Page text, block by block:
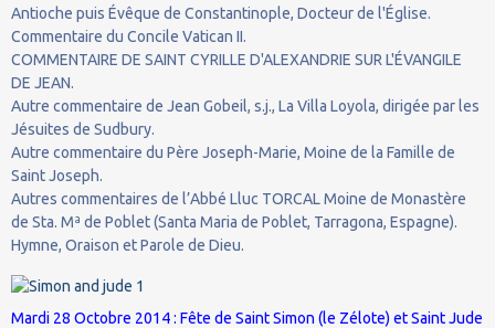
Antioche puis Évêque de Constantinople, Docteur de l'Église.
Commentaire du Concile Vatican II.
COMMENTAIRE DE SAINT CYRILLE D'ALEXANDRIE SUR L'ÉVANGILE
DE JEAN.
Autre commentaire de Jean Gobeil, s.j., La Villa Loyola, dirigée par les
Jésuites de Sudbury.
Autre commentaire du Père Joseph-Marie, Moine de la Famille de
Saint Joseph.
Autres commentaires de l’Abbé Lluc TORCAL Moine de Monastère
de Sta. Mª de Poblet (Santa Maria de Poblet, Tarragona, Espagne).
Hymne, Oraison et Parole de Dieu.
Mardi 28 Octobre 2014 : Fête de Saint Simon (le Zélote) et Saint Jude